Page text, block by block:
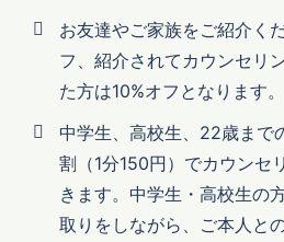
お友達やご家族をご紹介く
フ、紹介されてカウンセリ
た方は10%オフとなります。
中学生、高校生、22歳まで
割（1分150円）でカウンセ
きます。中学生・高校生の
取りをしながら、ご本人と